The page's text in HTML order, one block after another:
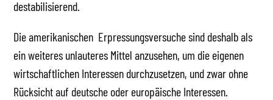
destabilisierend.
Die amerikanischen Erpressungsversuche sind deshalb als
ein weiteres unlauteres Mittel anzusehen, um die eigenen
wirtschaftlichen Interessen durchzusetzen, und zwar ohne
Rücksicht auf deutsche oder europäische Interessen.